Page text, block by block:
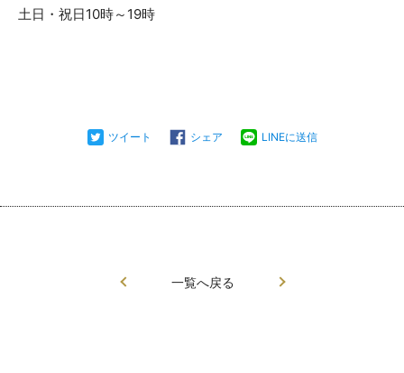
土日・祝日10時～19時
ツイート シェア LINEに送信
一覧へ戻る